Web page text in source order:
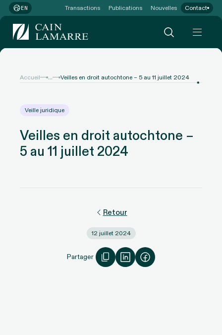
EN Transactions Publications Nouvelles Contact
Accueil ... Veilles en droit autochtone – 5 au 11 juillet 2024
Veille juridique
Veilles en droit autochtone –
5 au 11 juillet 2024
Retour
12 juillet 2024
Partager